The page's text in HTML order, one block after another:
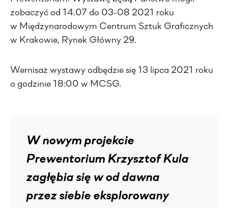
zobaczyć od 14.07 do 03-08 2021 roku
w Międzynarodowym Centrum Sztuk Graficznych
w Krakowie, Rynek Główny 29.
Wernisaż wystawy odbędzie się 13 lipca 2021 roku
o godzinie 18:00 w MCSG.
W nowym projekcie
Prewentorium Krzysztof Kula
zagłębia się w od dawna
przez siebie eksplorowany